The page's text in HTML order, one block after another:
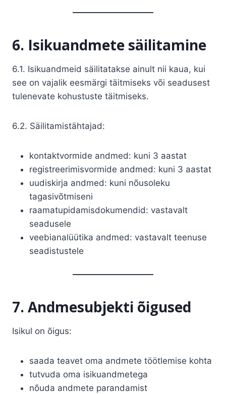
6. Isikuandmete säilitamine
6.1. Isikuandmeid säilitatakse ainult nii kaua, kui
see on vajalik eesmärgi täitmiseks või seadusest
tulenevate kohustuste täitmiseks.
6.2. Säilitamistähtajad:
kontaktvormide andmed: kuni 3 aastat
registreerimisvormide andmed: kuni 3 aastat
uudiskirja andmed: kuni nõusoleku
tagasivõtmiseni
raamatupidamisdokumendid: vastavalt
seadusele
veebianalüütika andmed: vastavalt teenuse
seadistustele
7. Andmesubjekti õigused
Isikul on õigus:
saada teavet oma andmete töötlemise kohta
tutvuda oma isikuandmetega
nõuda andmete parandamist